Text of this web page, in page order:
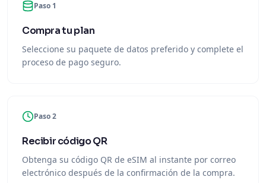
Paso 1
Compra tu plan
Seleccione su paquete de datos preferido y complete el
proceso de pago seguro.
Paso 2
Recibir código QR
Obtenga su código QR de eSIM al instante por correo
electrónico después de la confirmación de la compra.